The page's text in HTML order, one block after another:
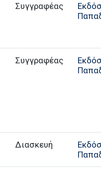
Συγγραφέας
Συγγραφέας
Διασκευή